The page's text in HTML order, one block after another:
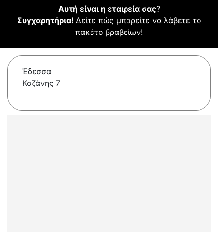
Αυτή είναι η εταιρεία σας?
Συγχαρητήρια! Δείτε πώς μπορείτε να λάβετε το
πακέτο βραβείων!
Έδεσσα
Κοζάνης 7